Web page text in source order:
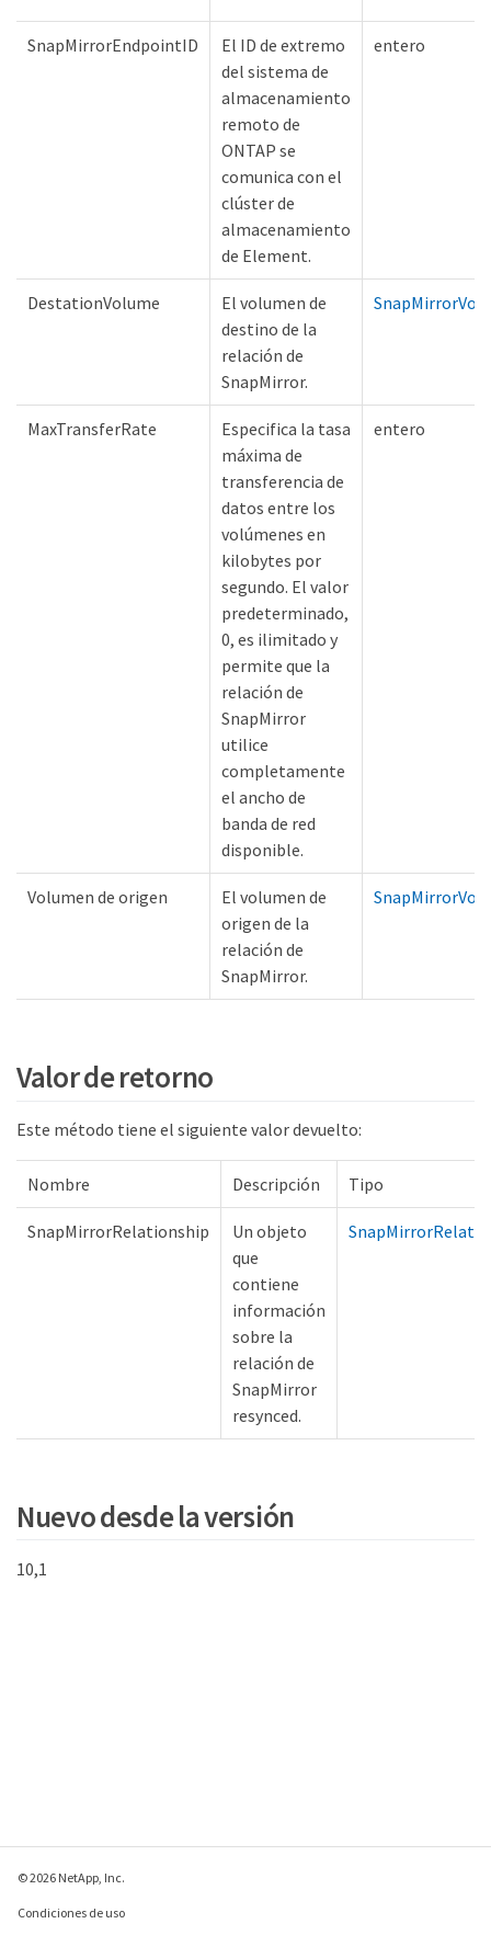
SnapMirrorEndpointID
El ID de extremo
del sistema de
almacenamiento
remoto de
ONTAP se
comunica con el
clúster de
almacenamiento
de Element.
entero
DestationVolume
El volumen de
destino de la
relación de
SnapMirror.
MaxTransferRate
Especifica la tasa
máxima de
transferencia de
datos entre los
volúmenes en
kilobytes por
segundo. El valor
predeterminado,
0, es ilimitado y
permite que la
relación de
SnapMirror
utilice
completamente
el ancho de
banda de red
disponible.
entero
Volumen de origen
El volumen de
origen de la
relación de
SnapMirror.
Valor de retorno
Este método tiene el siguiente valor devuelto:
Nombre Descripción Tipo
SnapMirrorRelationship
Un objeto
que
contiene
información
sobre la
relación de
SnapMirror
resynced.
Nuevo desde la versión
10,1
© 2026 NetApp, Inc.
Condiciones de uso